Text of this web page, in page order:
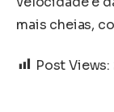
mais cheias,
Post Views: